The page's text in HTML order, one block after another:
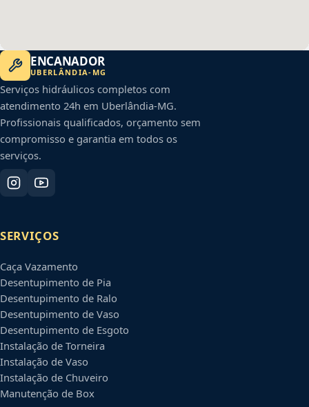
ENCANADOR
UBERLÂNDIA- MG
Serviços hidráulicos completos com
atendimento 24h em Uberlândia-MG.
Profissionais qualificados, orçamento sem
compromisso e garantia em todos os
serviços.
SERVIÇOS
Caça Vazamento
Desentupimento de Pia
Desentupimento de Ralo
Desentupimento de Vaso
Desentupimento de Esgoto
Instalação de Torneira
Instalação de Vaso
Instalação de Chuveiro
Manutenção de Box